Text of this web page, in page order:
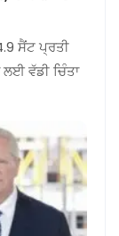
ਸੈਂਟ ਪ੍ਰਤੀ
ਵੱਡੀ ਚਿੰਤਾ